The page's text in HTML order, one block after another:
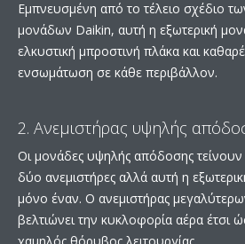
Εμπνευσμένη από το τέλειο σχέδιο
μονάδων Daikin, αυτή η εξωτερική
ελκυστική μπροστινή πλάκα και
ενσωμάτωση σε κάθε περιβάλλον.
2. Ανεμιστήρας υψηλής
Οι μονάδες υψηλής απόδοσης
δύο ανεμιστήρες αλλά αυτή η
μόνο έναν. Ο ανεμιστήρας
βελτιώνει την κυκλοφορία αέρα έτσι